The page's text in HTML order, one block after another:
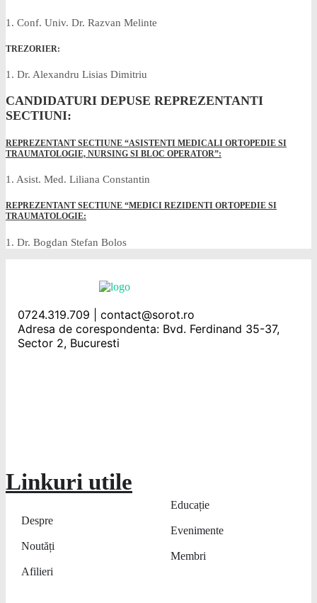
1. Conf. Univ. Dr. Razvan Melinte
TREZORIER:
1. Dr. Alexandru Lisias Dimitriu
CANDIDATURI DEPUSE REPREZENTANTI
SECTIUNI:
REPREZENTANT SECTIUNE “ASISTENTI MEDICALI ORTOPEDIE SI
TRAUMATOLOGIE, NURSING SI BLOC OPERATOR”:
1. Asist. Med. Liliana Constantin
REPREZENTANT SECTIUNE “MEDICI REZIDENTI ORTOPEDIE SI
TRAUMATOLOGIE:
1. Dr. Bogdan Stefan Bolos
0724.319.709 | contact@sorot.ro
Adresa de corespondenta: Bvd. Ferdinand 35-37,
Sector 2, Bucuresti
Linkuri utile
Despre
Noutăți
Afilieri
Educație
Evenimente
Membri